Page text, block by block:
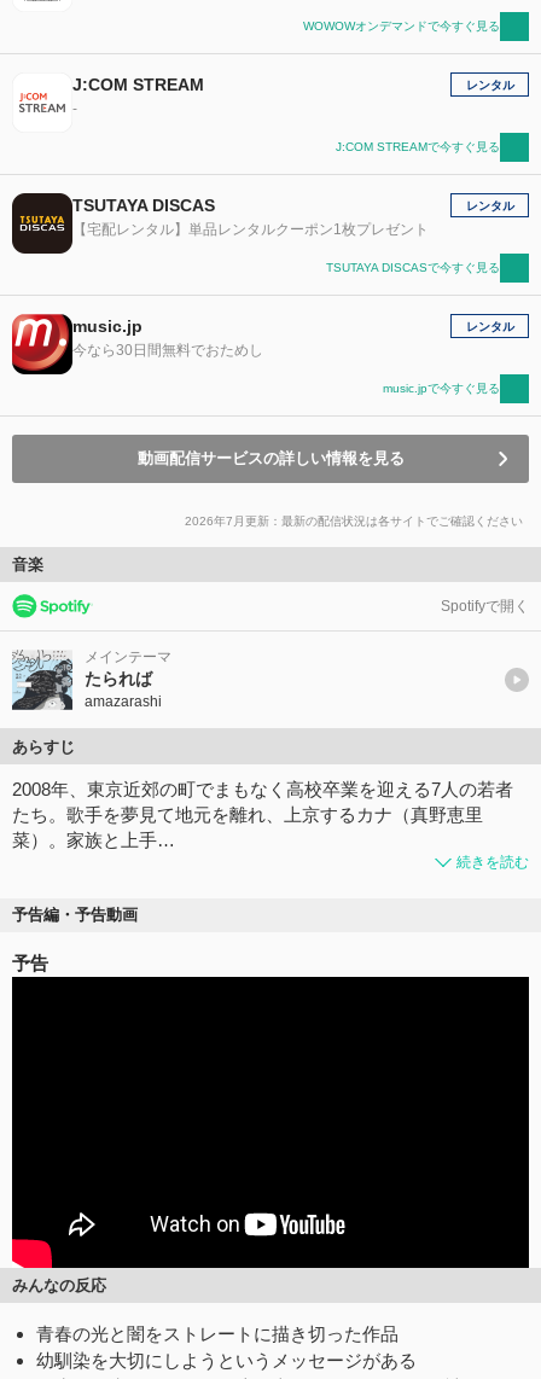
WOWOWオンデマンドで今すぐ見る
J:COM STREAM
-
レンタル
J:COM STREAMで今すぐ見る
TSUTAYA DISCAS
【宅配レンタル】単品レンタルクーポン1枚プレゼント
レンタル
TSUTAYA DISCASで今すぐ見る
music.jp
今なら30日間無料でおためし
レンタル
music.jpで今すぐ見る
動画配信サービスの詳しい情報を見る
2026年7月更新：最新の配信状況は各サイトでご確認ください
音楽
Spotifyで開く
メインテーマ
たられば
amazarashi
あらすじ
2008年、東京近郊の町でまもなく高校卒業を迎える7人の若者
たち。歌手を夢見て地元を離れ、上京するカナ（真野恵里
菜）。家族と上手…
続きを読む
予告編・予告動画
予告
みんなの反応
青春の光と闇をストレートに描き切った作品
幼馴染を大切にしようというメッセージがある